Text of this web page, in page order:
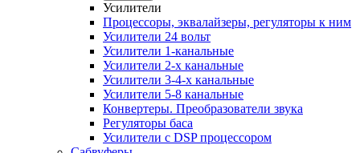
Усилители
Процессоры, эквалайзеры, регуляторы к ним
Усилители 24 вольт
Усилители 1-канальные
Усилители 2-х канальные
Усилители 3-4-х канальные
Усилители 5-8 канальные
Конвертеры. Преобразователи звука
Регуляторы баса
Усилители с DSP процессором